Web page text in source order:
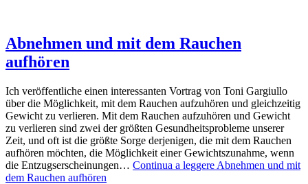
Abnehmen und mit dem Rauchen
aufhören
Ich veröffentliche einen interessanten Vortrag von Toni Gargiullo
über die Möglichkeit, mit dem Rauchen aufzuhören und gleichzeitig
Gewicht zu verlieren. Mit dem Rauchen aufzuhören und Gewicht
zu verlieren sind zwei der größten Gesundheitsprobleme unserer
Zeit, und oft ist die größte Sorge derjenigen, die mit dem Rauchen
aufhören möchten, die Möglichkeit einer Gewichtszunahme, wenn
die Entzugserscheinungen… Continua a leggere Abnehmen und mit
dem Rauchen aufhören